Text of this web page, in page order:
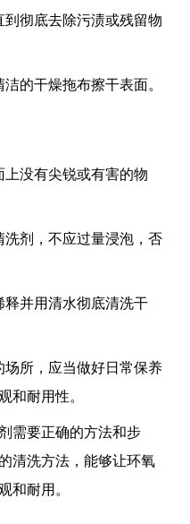
彻底去除污渍或残留物
的干燥拖布擦干表面。
没有尖锐或有害的物
洗剂，不应过量浸泡，否
并用清水彻底清洗干
所，应当做好日常保养
和耐用性。
需要正确的方法和步
清洗方法，能够让环氧
和耐用。